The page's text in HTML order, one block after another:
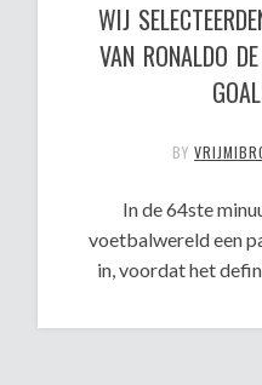
WIJ
VAN RONALDO
BY
In de 64ste
voetbalwereld een
in, voordat het